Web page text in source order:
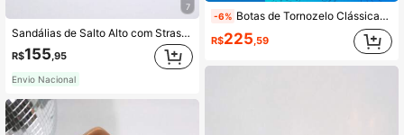
7
Sandálias de Salto Alto com Strass Prateado e Bico Quadrado para Mulheres, Sapatos de Festa para Casamento, Verão e Uso Externo
R$155,95
Envio Nacional
-6% Botas de Tornozelo Clássicas Pretas Femininas com Faixas Elásticas, Saltos Grossos e Solas Antiderrapantes, Perfeitas para Uso Diário e Festas no Outono e Inverno
R$225,59